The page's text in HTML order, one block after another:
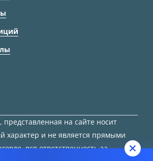
на сайте носит
характер и не является прямыми
вся ответственность за